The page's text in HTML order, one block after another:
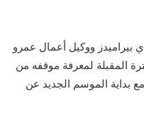
بيراميدز ووكيل أعمال عمرو
المقبلة لمعرفة موقفه من
بداية الموسم الجديد عن